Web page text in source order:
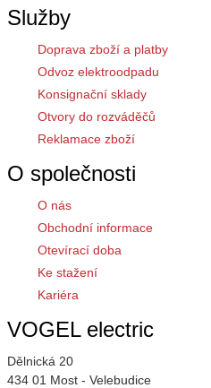
Služby
Doprava zboží a platby
Odvoz elektroodpadu
Konsignační sklady
Otvory do rozváděčů
Reklamace zboží
O společnosti
O nás
Obchodní informace
Otevírací doba
Ke stažení
Kariéra
VOGEL electric
Dělnická 20
434 01 Most - Velebudice